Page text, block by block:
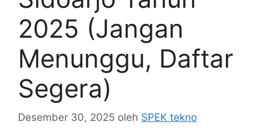
2025 (Jangan
Menunggu, Daftar
Segera)
Desember 30, 2025 oleh SPEK tekno